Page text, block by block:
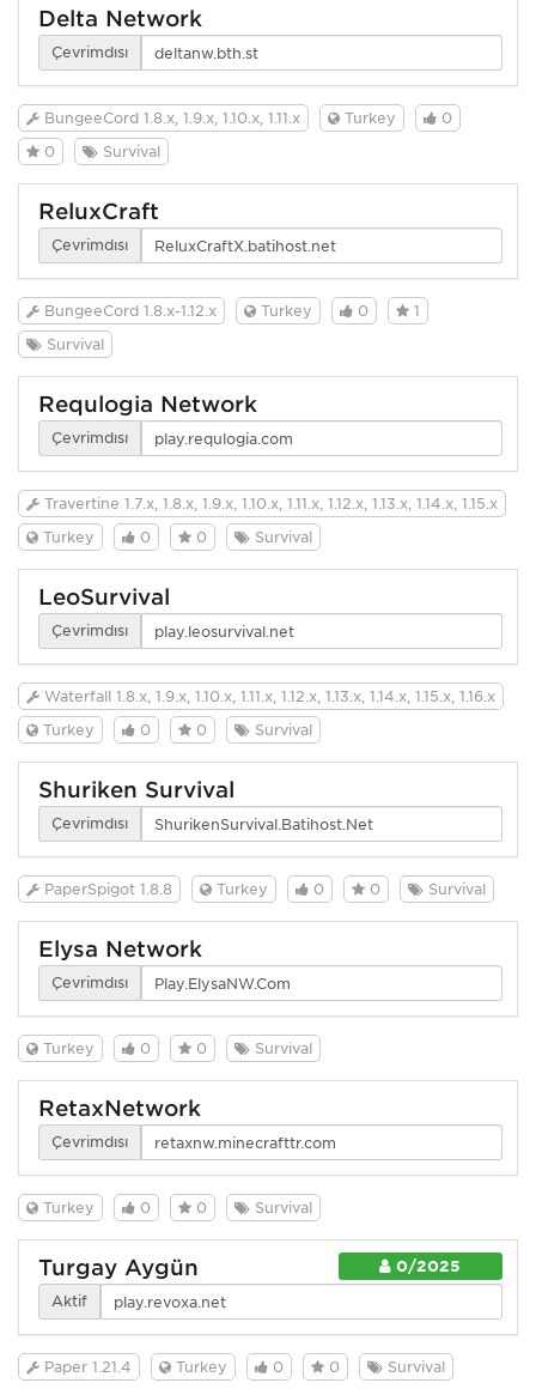
Delta Network
Çevrimdışı
BungeeCord 1.8.x, 1.9.x, 1.10.x, 1.11.x Turkey
0
0
Survival
ReluxCraft
Çevrimdışı
BungeeCord 1.8.x-1.12.x Turkey 0
1
Survival
Requlogia Network
Çevrimdışı
Travertine 1.7.x, 1.8.x, 1.9.x, 1.10.x, 1.11.x, 1.12.x, 1.13.x, 1.14.x, 1.15.x
Turkey
0 0 Survival
LeoSurvival
Çevrimdışı
Waterfall 1.8.x, 1.9.x, 1.10.x, 1.11.x, 1.12.x, 1.13.x, 1.14.x, 1.15.x, 1.16.x
Turkey
0 0 Survival
Shuriken Survival
Çevrimdışı
PaperSpigot 1.8.8 Turkey 0 0 Survival
Elysa Network
Çevrimdışı
Turkey 0 0 Survival
RetaxNetwork
Çevrimdışı
Turkey 0 0 Survival
0/2025
Turgay Aygün
Aktif
Paper 1.21.4 Turkey 0 0 Survival